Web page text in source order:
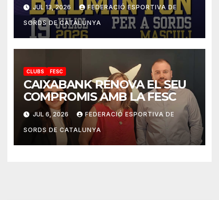
JUL 13, 2026 FEDERACIÓ ESPORTIVA DE
SORDS DE CATALUNYA
CLUBS FESC
CAIXABANK RENOVA EL SEU
COMPROMIS AMB LA FESC
JUL 6, 2026 FEDERACIÓ ESPORTIVA DE
SORDS DE CATALUNYA